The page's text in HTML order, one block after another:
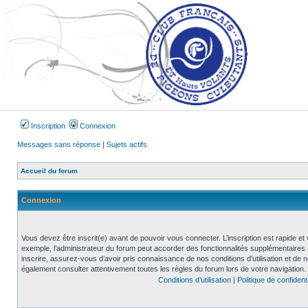
Inscription Connexion
Messages sans réponse | Sujets actifs
Accueil du forum
Connexion
Vous devez être inscrit(e) avant de pouvoir vous connecter. L’inscription est rapide
exemple, l’administrateur du forum peut accorder des fonctionnalités
inscrire, assurez-vous d’avoir pris connaissance de nos conditions d’utilisation et de
également consulter attentivement toutes les règles du forum lors de votre navigation.
Conditions d’utilisation| Politique de